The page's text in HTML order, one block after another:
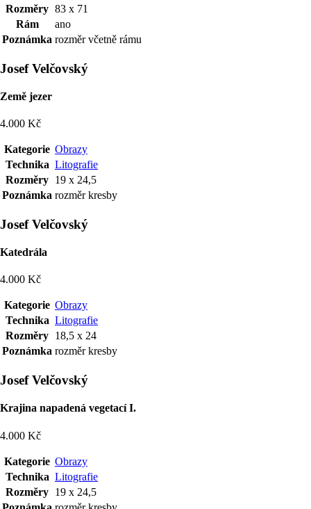
Rozměry 83 x 71
Rám
ano
Poznámka rozměr včetně rámu
Josef Velčovský
Země jezer
4.000 Kč
Kategorie Obrazy
Technika Litografie
Rozměry 19 x 24,5
Poznámka rozměr kresby
Josef Velčovský
Katedrála
4.000 Kč
Kategorie Obrazy
Technika Litografie
Rozměry 18,5 x 24
Poznámka rozměr kresby
Josef Velčovský
Krajina napadená vegetací I.
4.000 Kč
Kategorie Obrazy
Technika Litografie
Rozměry 19 x 24,5